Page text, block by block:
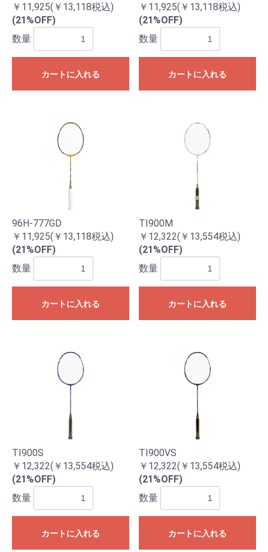
￥11,925(￥13,118税込)
(21%OFF)
数量
カートに入れる
￥11,925(￥13,118税込)
(21%OFF)
数量
カートに入れる
96H-777GD
￥11,925(￥13,118税込)
(21%OFF)
数量
カートに入れる
TI900M
￥12,322(￥13,554税込)
(21%OFF)
数量
カートに入れる
TI900S
￥12,322(￥13,554税込)
(21%OFF)
数量
カートに入れる
TI900VS
￥12,322(￥13,554税込)
(21%OFF)
数量
カートに入れる
お買い物を続ける カートへ進む